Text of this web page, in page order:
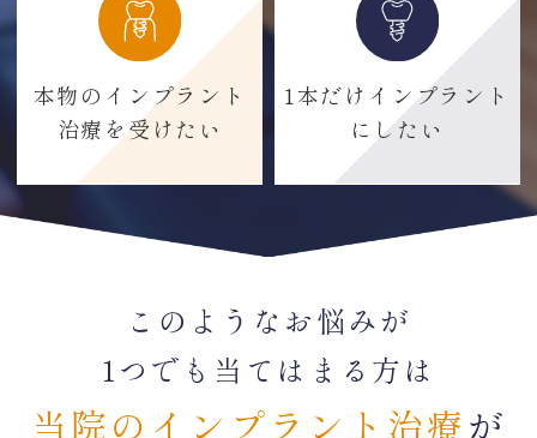
本物のインプラント
治療を受けたい
1本だけインプラント
にしたい
このようなお悩みが
1つでも当てはまる方は
当院のインプラント治療 が